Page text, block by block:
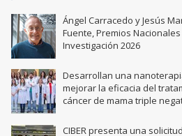
Ángel Carracedo y Jesús
Fuente, Premios
Investigación 2026
Desarrollan una
mejorar la eficacia del
cáncer de mama triple
CIBER presenta una